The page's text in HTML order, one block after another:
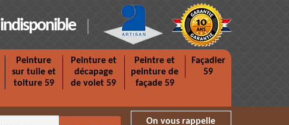
indisponible
Peinture
sur tuile et
toiture 59
Peinture et
décapage
de volet 59
Peintre et
peinture de
façade 59
Façadier
59
On vous rappelle